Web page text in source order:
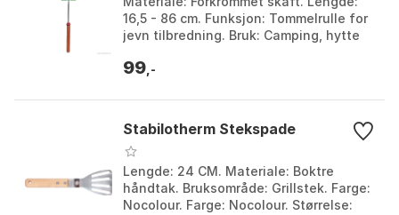
16,5 - 86 cm. Funksjon: Tommelrulle for
jevn tilbredning. Bruk: Camping, hytte
99 ,-
Stabilotherm Stekspade
Lengde: 24 CM. Materiale: Boktre
håndtak. Bruksområde: Grillstek. Farge:
Nocolour. Farge: Nocolour. Størrelse: